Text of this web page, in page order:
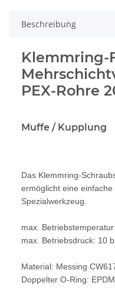
Beschreibung
Klemmring-
PEX-Rohre
Muffe / Kupplung
Das Klemmring-
ermöglicht eine
Spezialwerkzeug.
max.
max. Betriebsdruck: 10
Material: Messing
Doppelter O-Ring: EPDM